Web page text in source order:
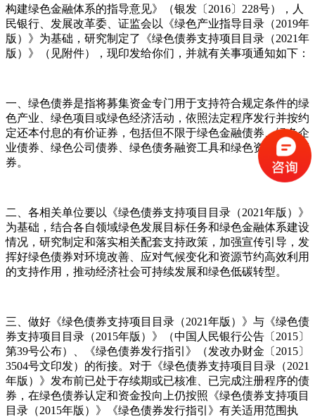
构建绿色金融体系的指导意见》（银发〔2016〕228号），人
民银行、发展改革委、证监会以《绿色产业指导目录（2019年
版）》为基础，研究制定了《绿色债券支持项目目录（2021年
版）》（见附件），现印发给你们，并就有关事项通知如下：
一、绿色债券是指将募集资金专门用于支持符合规定条件的绿
色产业、绿色项目或绿色经济活动，依照法定程序发行并按约
定还本付息的有价证券，包括但不限于绿色金融债券、绿色企
业债券、绿色公司债券、绿色债务融资工具和绿色资产支持证
券。
二、各相关单位要以《绿色债券支持项目目录（2021年版）》
为基础，结合各自领域绿色发展目标任务和绿色金融体系建设
情况，研究制定和落实相关配套支持政策，加强宣传引导，发
挥好绿色债券对环境改善、应对气候变化和资源节约高效利用
的支持作用，推动经济社会可持续发展和绿色低碳转型。
三、做好《绿色债券支持项目目录（2021年版）》与《绿色债
券支持项目目录（2015年版）》（中国人民银行公告〔2015〕
第39号公布）、《绿色债券发行指引》（发改办财金〔2015〕
3504号文印发）的衔接。对于《绿色债券支持项目目录（2021
年版）》发布前已处于存续期或已核准、已完成注册程序的债
券，在绿色债券认定和资金投向上仍按照《绿色债券支持项目
目录（2015年版）》《绿色债券发行指引》有关适用范围执